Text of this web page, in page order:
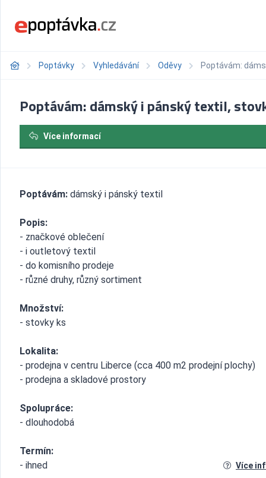
Poptávky Vyhledávání Oděvy Poptávám:
Poptávám: dámský i pánský textil,
Více informací
Poptávám: dámský i pánský textil
Popis:
- značkové oblečení
- i outletový textil
- do komisního prodeje
- různé druhy, různý sortiment
Množství:
- stovky ks
Lokalita:
- prodejna v centru Liberce (cca 400 m2 prodejní plochy)
- prodejna a skladové prostory
Spolupráce:
- dlouhodobá
Termín:
- ihned
Více